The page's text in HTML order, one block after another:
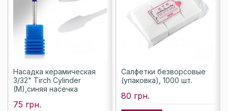
Насадка керамическая
3/32" Tirch Cylinder
(M),синяя насечка
75 грн.
Салфетки безворсовые
(упаковка), 1000 шт.
80 грн.